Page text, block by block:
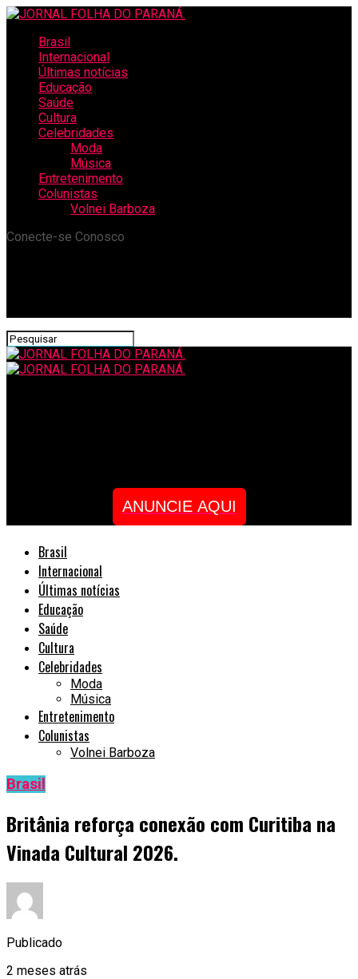
Brasil
Internacional
Últimas notícias
Educação
Saúde
Cultura
Celebridades
Moda
Música
Entretenimento
Colunistas
Volnei Barboza
Conecte-se Conosco
ANUNCIE AQUI
Brasil
Internacional
Últimas notícias
Educação
Saúde
Cultura
Celebridades
Moda
Música
Entretenimento
Colunistas
Volnei Barboza
Brasil
Britânia reforça conexão com Curitiba na
Vinada Cultural 2026.
Publicado
2 meses atrás